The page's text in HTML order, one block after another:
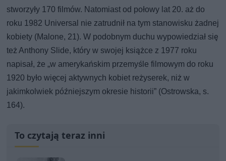
stworzyły 170 filmów. Natomiast od połowy lat 20. aż do
roku 1982 Universal nie zatrudnił na tym stanowisku żadnej
kobiety (Malone, 21). W podobnym duchu wypowiedział się
też Anthony Slide, który w swojej książce z 1977 roku
napisał, że „w amerykańskim przemyśle filmowym do roku
1920 było więcej aktywnych kobiet reżyserek, niż w
jakimkolwiek późniejszym okresie historii” (Ostrowska, s.
164).
To czytają teraz inni